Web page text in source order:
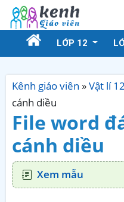
LỚP 12
Kênh giáo viên »Vật lí 12
cánh diều
File word
cánh diều
Xem mẫu